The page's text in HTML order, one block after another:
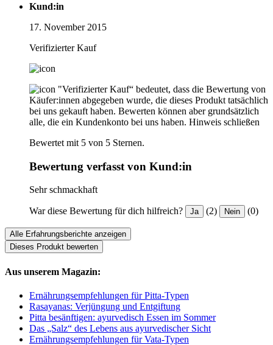
Kund:in
17. November 2015
Verifizierter Kauf
"Verifizierter Kauf“ bedeutet, dass die Bewertung von
Käufer:innen abgegeben wurde, die dieses Produkt tatsächlich
bei uns gekauft haben. Bewerten können aber grundsätzlich
alle, die ein Kundenkonto bei uns haben. Hinweis schließen
Bewertet mit 5 von 5 Sternen.
Bewertung verfasst von Kund:in
Sehr schmackhaft
War diese Bewertung für dich hilfreich? Ja (2) Nein (0)
Alle Erfahrungsberichte anzeigen
Dieses Produkt bewerten
Aus unserem Magazin:
Ernährungsempfehlungen für Pitta-Typen
Rasayanas: Verjüngung und Entgiftung
Pitta besänftigen: ayurvedisch Essen im Sommer
Das „Salz“ des Lebens aus ayurvedischer Sicht
Ernährungsempfehlungen für Vata-Typen